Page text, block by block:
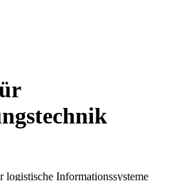
Informationssysteme